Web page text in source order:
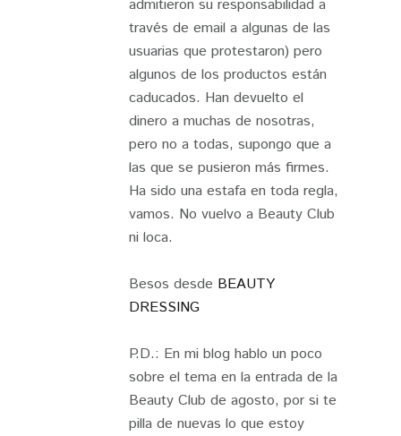
admitieron su responsabilidad a
través de email a algunas de las
usuarias que protestaron) pero
algunos de los productos están
caducados. Han devuelto el
dinero a muchas de nosotras,
pero no a todas, supongo que a
las que se pusieron más firmes.
Ha sido una estafa en toda regla,
vamos. No vuelvo a Beauty Club
ni loca.
Besos desde BEAUTY
DRESSING
P.D.: En mi blog hablo un poco
sobre el tema en la entrada de la
Beauty Club de agosto, por si te
pilla de nuevas lo que estoy